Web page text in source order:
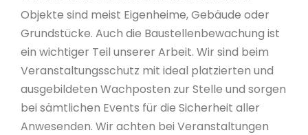
Objekte sind meist Eigenheime, Gebäude oder
Grundstücke. Auch die Baustellenbewachung ist
ein wichtiger Teil unserer Arbeit. Wir sind beim
Veranstaltungsschutz mit ideal platzierten und
ausgebildeten Wachposten zur Stelle und sorgen
bei sämtlichen Events für die Sicherheit aller
Anwesenden. Wir achten bei Veranstaltungen